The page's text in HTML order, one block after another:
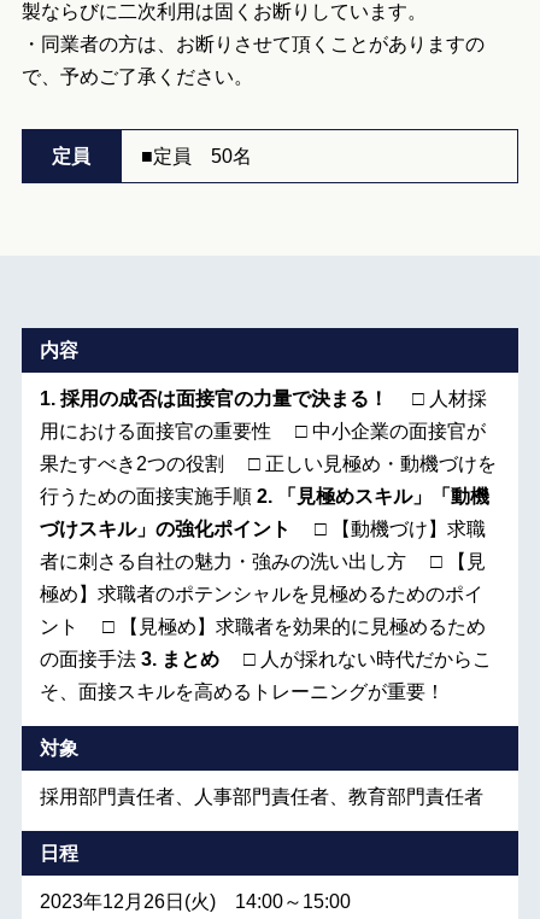
製ならびに二次利用は固くお断りしています。
・同業者の方は、お断りさせて頂くことがありますの
で、予めご了承ください。
定員 ■定員 50名
内容
1. 採用の成否は面接官の力量で決まる！
□ 人材採
用における面接官の重要性 □ 中小企業の面接官が
果たすべき2つの役割 □ 正しい見極め・動機づけを
行うための面接実施手順 2. 「見極めスキル」「動機
づけスキル」の強化ポイント
□ 【動機づけ】求職
者に刺さる自社の魅力・強みの洗い出し方 □ 【見
極め】求職者のポテンシャルを見極めるためのポイ
ント □ 【見極め】求職者を効果的に見極めるため
の面接手法 3. まとめ□ 人が採れない時代だからこ
そ、面接スキルを高めるトレーニングが重要！
対象
採用部門責任者、人事部門責任者、教育部門責任者
日程
2023年12月26日(火) 14:00～15:00